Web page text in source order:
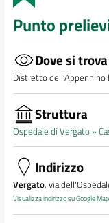
Punto
Dove si trova
Distretto dell’Appennino
Struttura
Ospedale di Vergato »
Indirizzo
Vergato, via
Visualizza indirizzo su Google